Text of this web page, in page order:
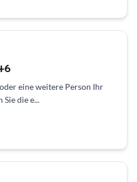
eine weitere Person Ihr
die e...